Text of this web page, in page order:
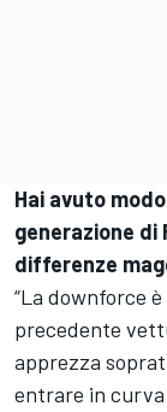
Hai avuto
generazione di
differenze
“La downforce
precedente
apprezza
entrare in curva